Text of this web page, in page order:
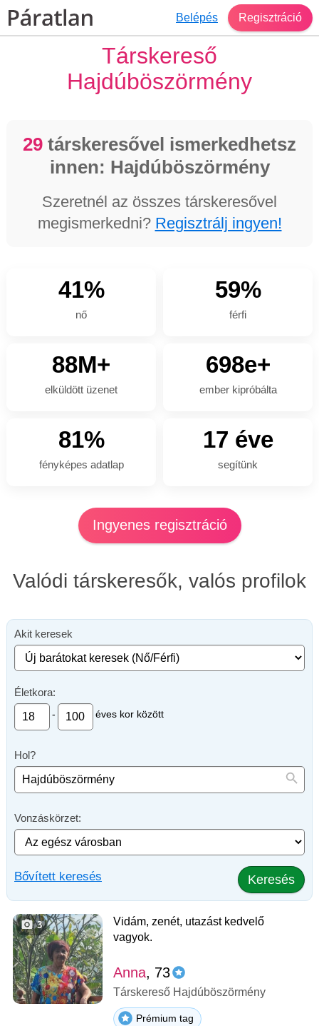
Belépés Regisztráció
Társkereső
Hajdúböszörmény
29 társkeresővel ismerkedhetsz
innen: Hajdúböszörmény
Szeretnél az összes társkeresővel
megismerkedni? Regisztrálj ingyen!
41%
nő
59%
férfi
88M+
elküldött üzenet
698e+
ember kipróbálta
81%
fényképes adatlap
17 éve
segítünk
Ingyenes regisztráció
Valódi társkeresők, valós profilok
Akit keresek
Életkora:
- éves kor között
Hol?
Vonzáskörzet:
Bővített keresés Keresés
3
Vidám, zenét, utazást kedvelő
vagyok.
Anna, 73
Társkereső Hajdúböszörmény
Prémium tag